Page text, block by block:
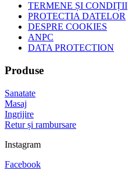
TERMENE ȘI CONDIȚII
PROTECTIA DATELOR
DESPRE COOKIES
ANPC
DATA PROTECTION
Produse
Sanatate
Masaj
Ingrijire
Retur și rambursare
Instagram
Facebook